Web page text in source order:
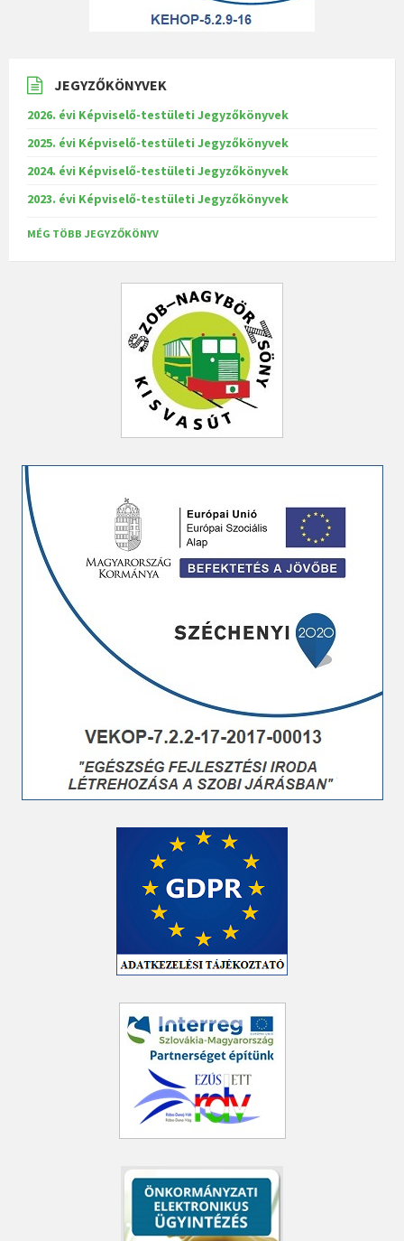
JEGYZŐKÖNYVEK
2026. évi Képviselő-testületi Jegyzőkönyvek
2025. évi Képviselő-testületi Jegyzőkönyvek
2024. évi Képviselő-testületi Jegyzőkönyvek
2023. évi Képviselő-testületi Jegyzőkönyvek
MÉG TÖBB JEGYZŐKÖNYV